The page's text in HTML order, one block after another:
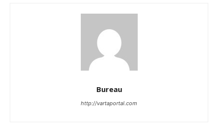
Bureau
http://vartaportal.com